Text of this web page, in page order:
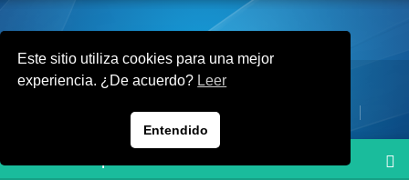
Copyright © 2017 Industrias Vermont S.A de C.V.
Productos Sucursales
Este sitio utiliza cookies para una mejor
experiencia. ¿De acuerdo? Leer
Entendido